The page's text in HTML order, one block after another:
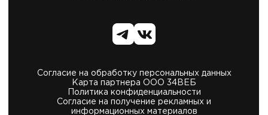
Согласие на обработку персональных данных
Карта партнера ООО 34ВЕБ
Политика конфиденциальности
Согласие на получение рекламных и
информационных материалов